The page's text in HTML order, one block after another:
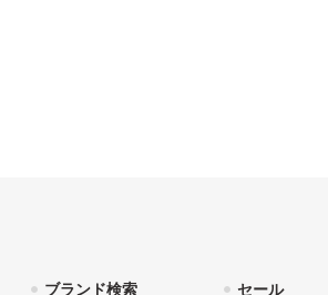
ブランド検索 セール